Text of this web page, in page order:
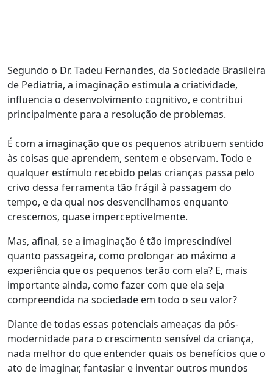
Segundo o Dr. Tadeu Fernandes, da Sociedade Brasileira
de Pediatria, a imaginação estimula a criatividade,
influencia o desenvolvimento cognitivo, e contribui
principalmente para a resolução de problemas.
É com a imaginação que os pequenos atribuem sentido
às coisas que aprendem, sentem e observam. Todo e
qualquer estímulo recebido pelas crianças passa pelo
crivo dessa ferramenta tão frágil à passagem do
tempo, e da qual nos desvencilhamos enquanto
crescemos, quase imperceptivelmente.
Mas, afinal, se a imaginação é tão imprescindível
quanto passageira, como prolongar ao máximo a
experiência que os pequenos terão com ela? E, mais
importante ainda, como fazer com que ela seja
compreendida na sociedade em todo o seu valor?
Diante de todas essas potenciais ameaças da pós-
modernidade para o crescimento sensível da criança,
nada melhor do que entender quais os benefícios que o
ato de imaginar, fantasiar e inventar outros mundos